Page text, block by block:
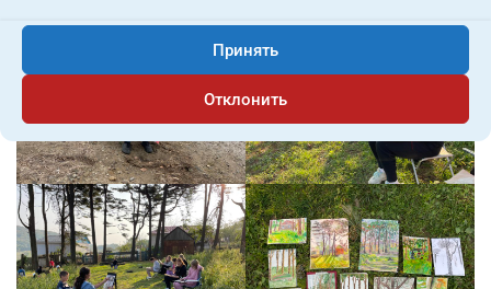
Принять
Отклонить